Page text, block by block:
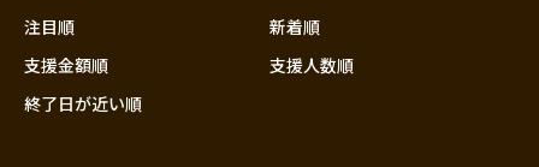
中国
注目順
新着順
支援金額順
支援人数順
終了日が近い順